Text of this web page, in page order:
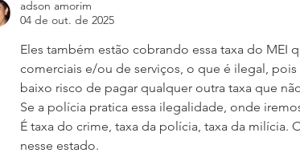
investigadores e suas
pensionistas paritárias
adson amorim
04 de out. de 2025
Eles também estão cobrando essa taxa do MEI
comerciais e/ou de serviços, o que é ilegal,
baixo risco de pagar qualquer outra taxa que
Se a polícia pratica essa ilegalidade, onde
É taxa do crime, taxa da polícia, taxa da milícia.
nesse estado.